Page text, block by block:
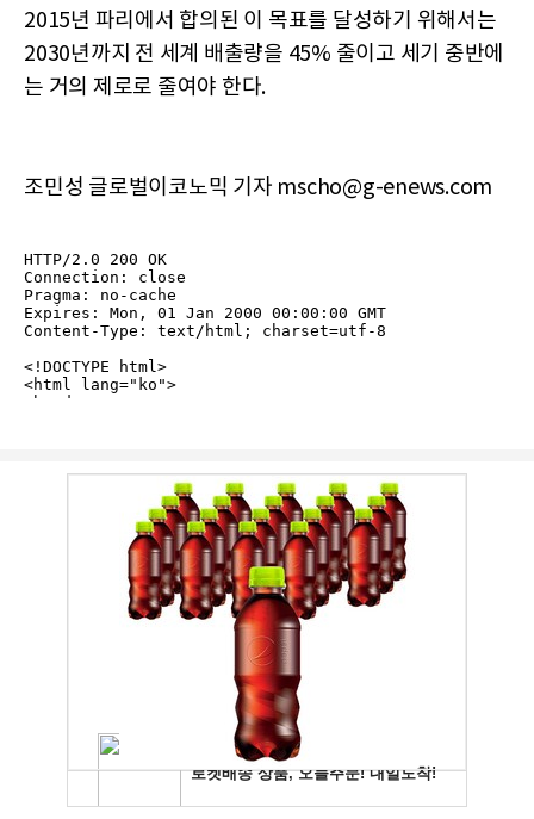
2015년 파리에서 합의된 이 목표를 달성하기 위해서는
2030년까지 전 세계 배출량을 45% 줄이고 세기 중반에
는 거의 제로로 줄여야 한다.
조민성 글로벌이코노믹 기자 mscho@g-enews.com